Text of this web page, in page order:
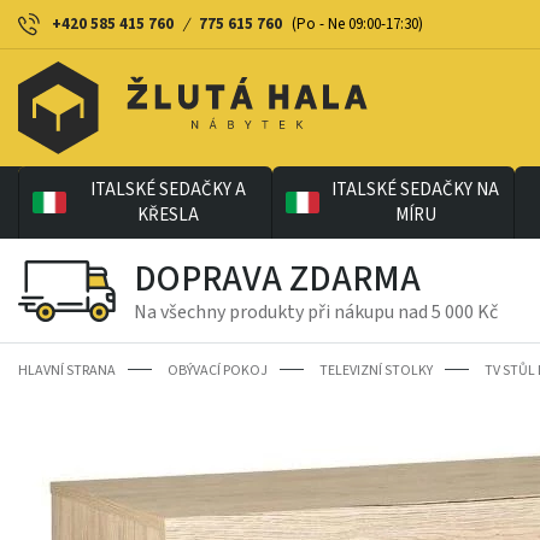
+420 585 415 760 / 775 615 760 (Po - Ne 09:00-17:30)
ITALSKÉ SEDAČKY A
KŘESLA
ITALSKÉ SEDAČKY NA
MÍRU
DOPRAVA ZDARMA
Na všechny produkty při nákupu nad 5 000 Kč
HLAVNÍ STRANA OBÝVACÍ POKOJ TELEVIZNÍ STOLKY TV STŮL